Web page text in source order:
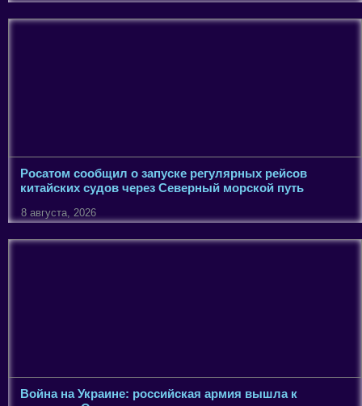
Росатом сообщил о запуске регулярных рейсов
китайских судов через Северный морской путь
8 августа, 2026
Война на Украине: российская армия вышла к